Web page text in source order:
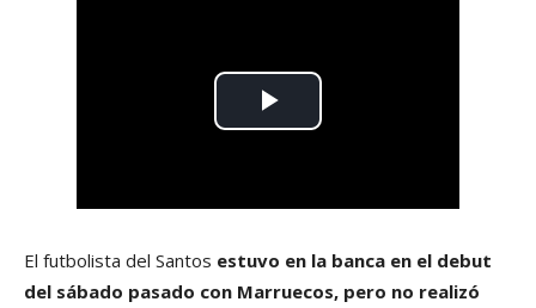
El futbolista del Santos estuvo en la banca en el debut
del sábado pasado con Marruecos, pero no realizó